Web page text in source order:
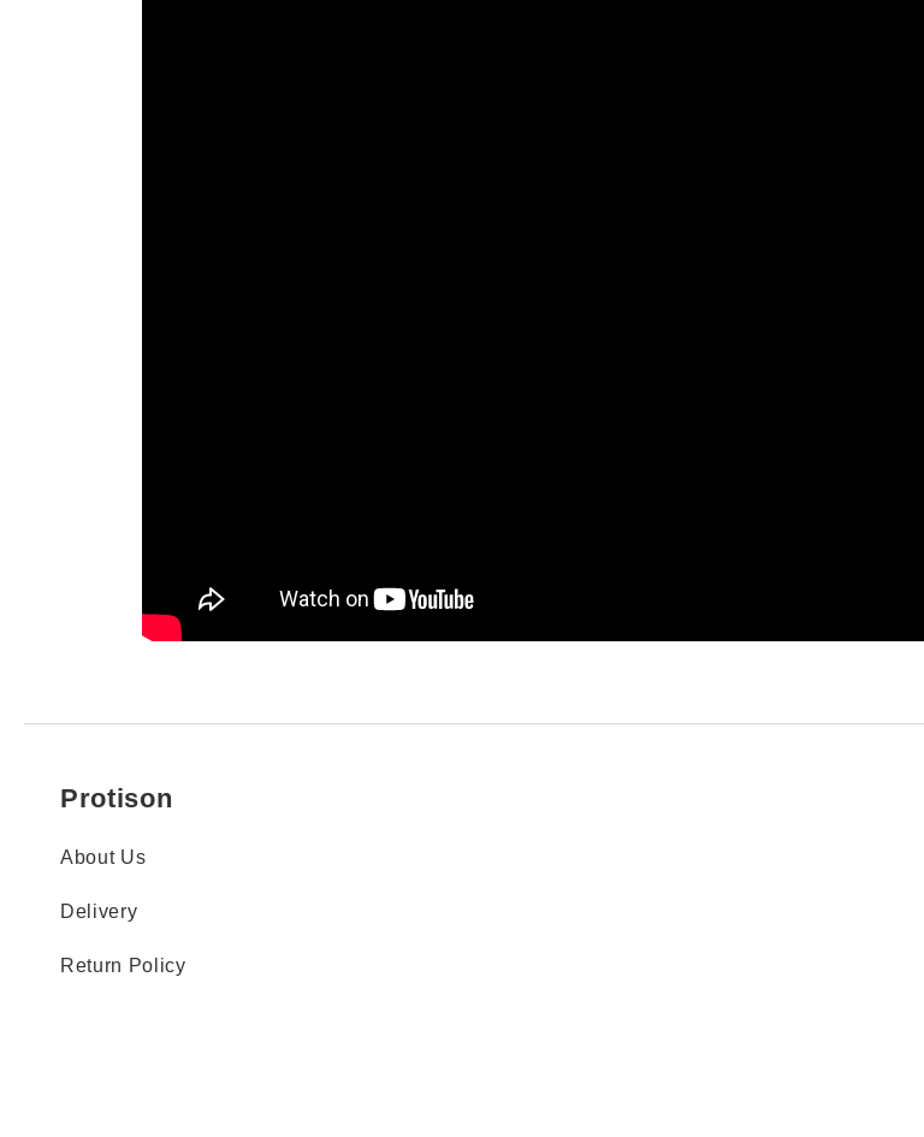
Protison
About Us
Delivery
Return Policy